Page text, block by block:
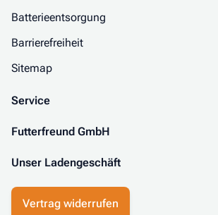
Batterieentsorgung
Barrierefreiheit
Sitemap
Service
Futterfreund GmbH
Unser Ladengeschäft
Vertrag widerrufen